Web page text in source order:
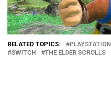
RELATED TOPICS: PLAYSTATION
SWITCH
THE ELDER SCROLLS